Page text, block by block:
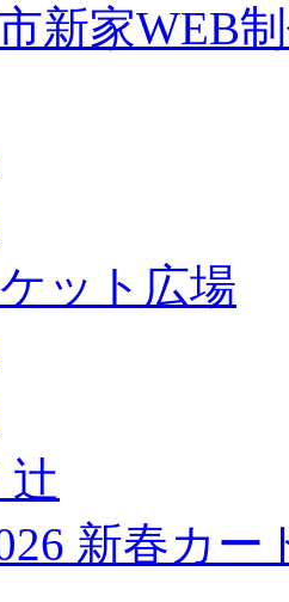
新家WEB
ット広場
辻
新春カ